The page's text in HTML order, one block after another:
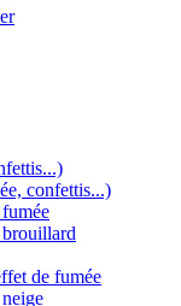
confettis...)
de fumée